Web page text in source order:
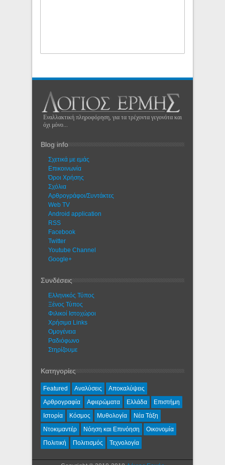
Εναλλακτική πληροφόρηση, για τα τρέχοντα γεγονότα και
όχι μόνο...
Blog info
Σχετικά με εμάς
Eπικοινωνία
Όροι Χρήσης
Σχόλια
Αρθρογράφοι/Συντάκτες
Web TV
Android application
RSS
Facebook
Twitter
Youtube Channel
Google+
Συνδέσεις
Ελληνικός Τύπος
Ξένος Τύπος
Φιλικοί Ιστοχώροι
Χρήσιμα Links
Ομογένεια
Ραδιόφωνο
Στηρίζουμε
Κατηγορίες
Featured Αναλύσεις
Αποκαλύψεις
Αρθρογραφία
Αφιερώματα Ελλάδα
Επιστήμη
Ιστορία
Κόσμος Μυθολογία
Νέα Τάξη
Ντοκιμαντέρ
Νόηση και Επινόηση
Οικονομία
Πολιτική
Πολιτισμός Τεχνολογία